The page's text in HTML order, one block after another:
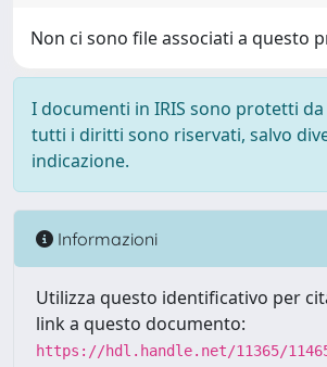
Non ci sono file associati a questo
I documenti in IRIS sono protetti
tutti i diritti sono riservati, salvo
indicazione.
Informazioni
Utilizza questo identificativo per
link a questo documento:
https://hdl.handle.net/11365/